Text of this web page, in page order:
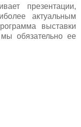
презентации,
актуальным
выставки
обязательно ее